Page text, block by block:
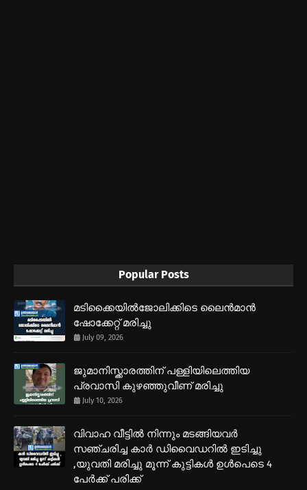
Popular Posts
മടിക്കൈയിൽജോലിക്കിടെ ലൈൻമാൻ
ഷോക്കേറ്റ് മരിച്ചു
July 09, 2026
ജുമാനിസ്ക്കാരത്തിന് പള്ളിയിലെത്തിയ
പ്രവാസി കുഴഞ്ഞുവീണ് മരിച്ചു
July 10, 2026
വിവാഹ വീട്ടിൽ നിന്നും മടങ്ങിയവർ
സഞ്ചരിച്ച കാർ ഡിവൈഡറിൽ ഇടിച്ചു
,യുവതി മരിച്ചു മൂന്ന് കുട്ടികൾ ഉൾപെടെ 4
പേർക്ക് പരിക്ക്